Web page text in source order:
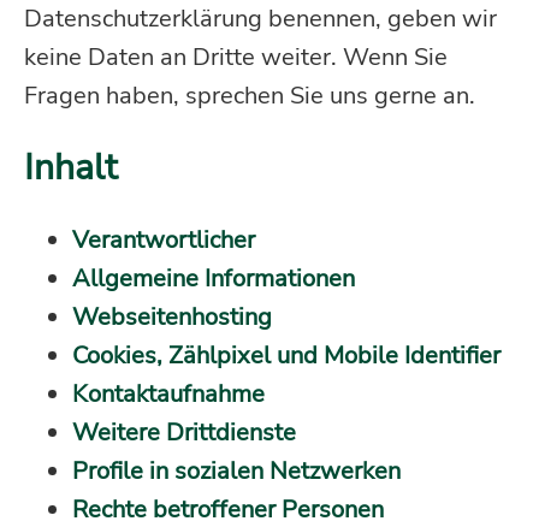
Datenschutzerklärung benennen, geben wir
keine Daten an Dritte weiter. Wenn Sie
Fragen haben, sprechen Sie uns gerne an.
Inhalt
Verantwortlicher
Allgemeine Informationen
Webseitenhosting
Cookies, Zählpixel und Mobile Identifier
Kontaktaufnahme
Weitere Drittdienste
Profile in sozialen Netzwerken
Rechte betroffener Personen